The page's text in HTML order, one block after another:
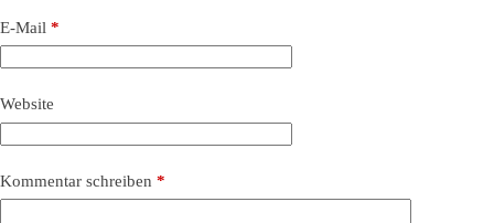
E-Mail *
Website
Kommentar schreiben *